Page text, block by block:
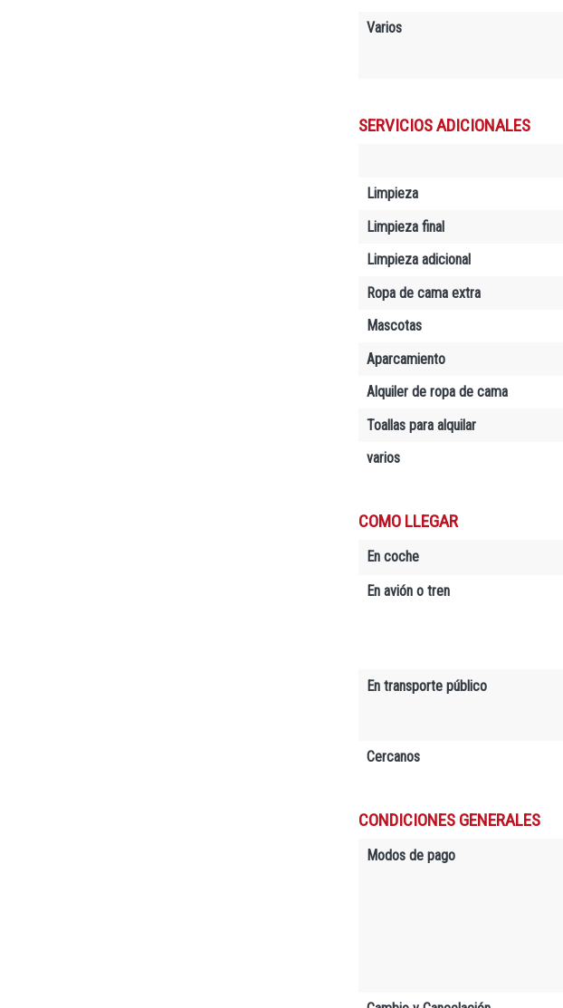
Varios
SERVICIOS ADICIONALES
Limpieza
Limpieza final
Limpieza adicional
Ropa de cama extra
Mascotas
Aparcamiento
Alquiler de ropa de cama
Toallas para alquilar
varios
COMO LLEGAR
En coche
En avión o tren
En transporte público
Cercanos
CONDICIONES GENERALES
Modos de pago